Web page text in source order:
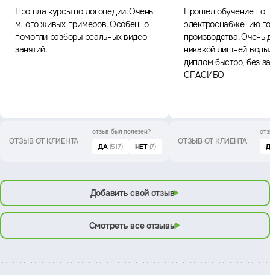
Прошла курсы по логопедии. Очень
много живых примеров. Особенно
помогли разборы реальных видео
занятий.
ОТЗЫВ ОТ КЛИЕНТА
отзыв был полезен?
ДА (517) НЕТ (7)
Прошел обучение по
электроснабжению
производства. Очень
никакой лишней
диплом быстро, без
СПАСИБО
ОТЗЫВ ОТ КЛИЕНТА
Добавить свой отзыв
Смотреть все отзывы